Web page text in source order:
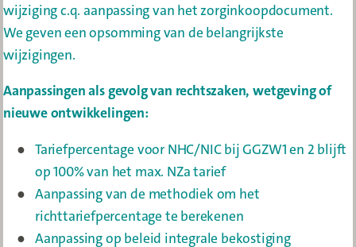
wijziging c.q. aanpassing van het zorginkoopdocument.
We geven een opsomming van de belangrijkste
wijzigingen.
Aanpassingen als gevolg van rechtszaken, wetgeving of
nieuwe ontwikkelingen:
Tariefpercentage voor NHC/NIC bij GGZW1 en 2 blijft
op 100% van het max. NZa tarief
Aanpassing van de methodiek om het
richttariefpercentage te berekenen
Aanpassing op beleid integrale bekostiging